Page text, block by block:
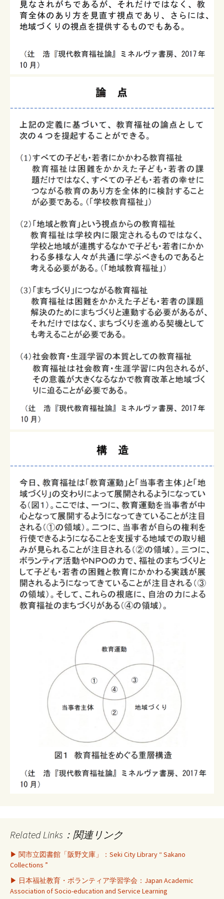
Related Links：関連リンク
▶ 関市立図書館「阪野文庫」：Seki City Library “ Sakano
Collections ”
▶ 日本福祉教育・ボランティア学習学会：Japan Academic
Association of Socio-education and Service Learning